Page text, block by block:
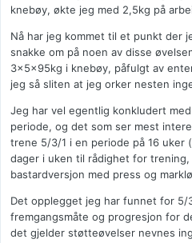
knebøy, økte jeg med 2,5kg på
Nå har jeg kommet til et punkt der
snakke om på noen av disse
3x5x95kg i knebøy, påfulgt av
jeg så sliten at jeg orker nesten
Jeg har vel egentlig konkludert
periode, og det som ser mest
trene 5/3/1 i en periode på 16 uker
dager i uken til rådighet for trening,
bastardversjon med press og
Det opplegget jeg har funnet for 5/
fremgangsmåte og progresjon for
det gjelder støtteøvelser nevnes